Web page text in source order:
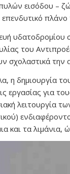
εισόδου –
υδατοδρομίου
του
σχολαστικά
η δημιουργία
εργασίας για
λειτουργία
και τα λιμάνια,